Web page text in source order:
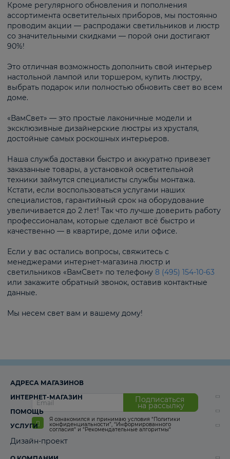
Кроме регулярного обновления и пополнения
ассортимента осветительных приборов, мы постоянно
проводим акции — распродажи светильников и люстр
со значительными скидками — порой они достигают
90%!
Это отличная возможность дополнить свой интерьер
настольной лампой или торшером, купить люстру,
выбрать подарок или полностью обновить свет во всем
доме.
«ВамСвет» — это простые лаконичные модели и
эксклюзивные дизайнерские люстры из хрусталя,
достойные самых роскошных интерьеров.
Наша служба доставки быстро и аккуратно привезет
заказанные товары, а установкой осветительной
техники займутся специалисты службы монтажа.
Кстати, если воспользоваться услугами наших
специалистов, гарантийный срок на оборудование
увеличивается до 2 лет! Так что лучше доверить работу
профессионалам, которые сделают всё быстро и
качественно — в квартире, доме или офисе.
Если у вас остались вопросы, свяжитесь с
менеджерами интернет-магазина люстр и
светильников «ВамСвет» по телефону 8 (495) 154-10-63
или закажите обратный звонок, оставив контактные
данные.
Мы несем свет вам и вашему дому!
Подписаться
на рассылку
Я ознакомился и принимаю условия “Политики
конфиденциальности”, “Информированного
согласия“ и “Рекомендательные алгоритмы“
АДРЕСА МАГАЗИНОВ
ИНТЕРНЕТ-МАГАЗИН
ПОМОЩЬ
УСЛУГИ
Дизайн-проект